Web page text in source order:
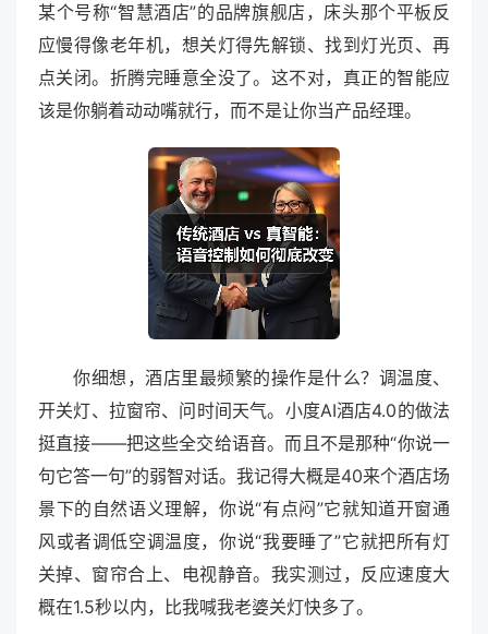
某个号称“智慧酒店”的品牌旗舰店，床头那个平板反
应慢得像老年机，想关灯得先解锁、找到灯光页、再
点关闭。折腾完睡意全没了。这不对，真正的智能应
该是你躺着动动嘴就行，而不是让你当产品经理。
你细想，酒店里最频繁的操作是什么？调温度、
开关灯、拉窗帘、问时间天气。小度AI酒店4.0的做法
挺直接——把这些全交给语音。而且不是那种“你说一
句它答一句”的弱智对话。我记得大概是40来个酒店场
景下的自然语义理解，你说“有点闷”它就知道开窗通
风或者调低空调温度，你说“我要睡了”它就把所有灯
关掉、窗帘合上、电视静音。我实测过，反应速度大
概在1.5秒以内，比我喊我老婆关灯快多了。